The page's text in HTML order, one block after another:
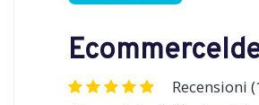
Recensioni